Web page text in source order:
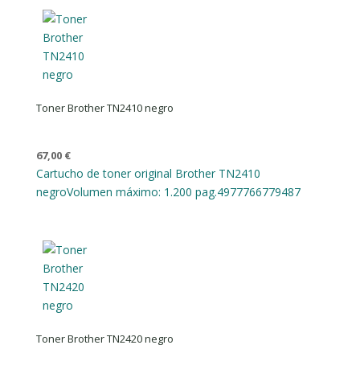
Toner Brother TN2410 negro
67,00 €
Cartucho de toner original Brother TN2410
negroVolumen máximo: 1.200 pag.4977766779487
Toner Brother TN2420 negro